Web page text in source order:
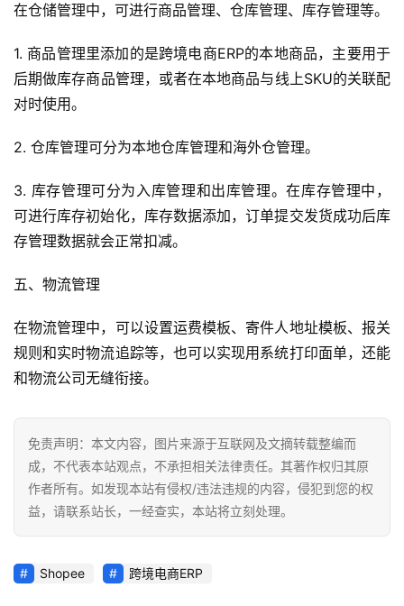
在仓储管理中，可进行商品管理、仓库管理、库存管理等。
1. 商品管理里添加的是跨境电商ERP的本地商品，主要用于
后期做库存商品管理，或者在本地商品与线上SKU的关联配
对时使用。
2. 仓库管理可分为本地仓库管理和海外仓管理。
3. 库存管理可分为入库管理和出库管理。在库存管理中，
可进行库存初始化，库存数据添加，订单提交发货成功后库
存管理数据就会正常扣减。
五、物流管理
在物流管理中，可以设置运费模板、寄件人地址模板、报关
规则和实时物流追踪等，也可以实现用系统打印面单，还能
和物流公司无缝衔接。
免责声明：本文内容，图片来源于互联网及文摘转载整编而
成，不代表本站观点，不承担相关法律责任。其著作权归其原
作者所有。如发现本站有侵权/违法违规的内容，侵犯到您的权
益，请联系站长，一经查实，本站将立刻处理。
Shopee 跨境电商ERP